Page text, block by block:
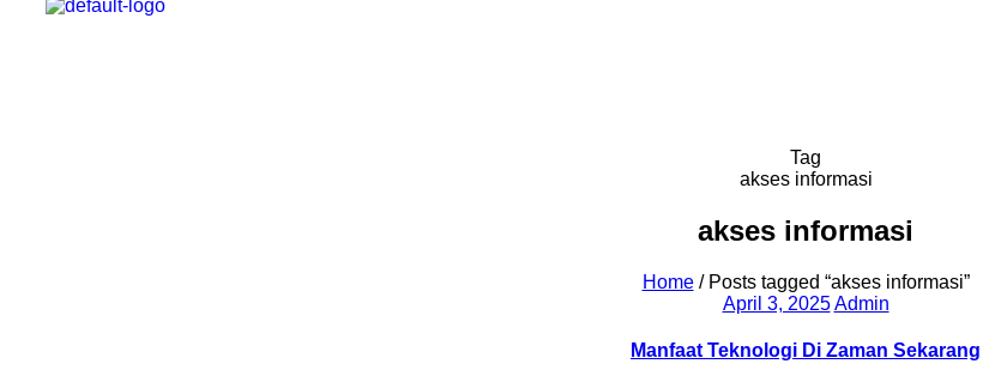
Tag
akses informasi
akses informasi
Home/ Posts tagged “akses informasi”
March 7, 2025
April 3, 2025 Admin
Manfaat Teknologi Di Zaman Sekarang